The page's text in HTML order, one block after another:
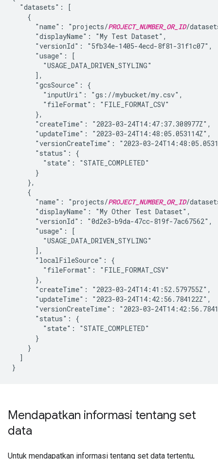
  "datasets": [
    {
      "name": "projects/
PROJECT_NUMBER_OR_ID/
      "displayName": "My Test Dataset",
      "versionId": "5fb34e-1405-4ecd-8f81-31f1c07",
      "usage": [
        "USAGE_DATA_DRIVEN_STYLING"
      ],
      "gcsSource": {
        "inputUri": "gs://mybucket/my.csv",
        "fileFormat": "FILE_FORMAT_CSV"
      },
      "createTime": "2023-03-24T14:47:37.308977Z",
      "updateTime": "2023-03-24T14:48:05.053114Z",
"versionCreateTime": "2023-03-
      "status": {
        "state": "STATE_COMPLETED"
      }
    },
    {
      "name": "projects/
PROJECT_NUMBER_OR_ID/
      "displayName": "My Other Test Dataset",
      "versionId": "0d2e3-b9da-47cc-819f-7ac67562",
      "usage": [
        "USAGE_DATA_DRIVEN_STYLING"
      ],
      "localFileSource": {
        "fileFormat": "FILE_FORMAT_CSV"
      },
      "createTime": "2023-03-24T14:41:52.579755Z",
      "updateTime": "2023-03-24T14:42:56.784122Z",
"versionCreateTime": "2023-03-
      "status": {
        "state": "STATE_COMPLETED"
      }
    }
  ]
Mendapatkan informasi tentang set
data
Untuk mendapatkan informasi tentang set data tertentu,